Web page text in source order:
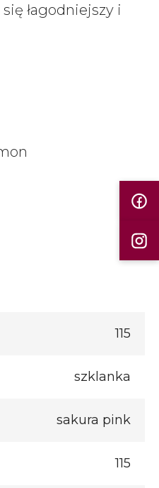
łagodniejszy i
115
szklanka
sakura pink
115